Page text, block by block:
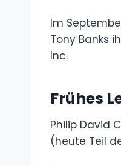
Im
Tony Banks
Inc.
Frühes
Philip David
(heute Teil